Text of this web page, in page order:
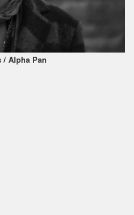
/ Alpha Pan